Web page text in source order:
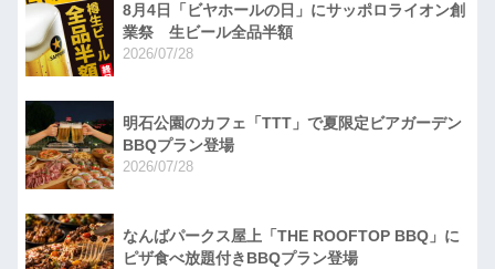
8月4日「ビヤホールの日」にサッポロライオン創
業祭 生ビール全品半額
2026/07/28
明石公園のカフェ「TTT」で夏限定ビアガーデン
BBQプラン登場
2026/07/28
なんばパークス屋上「THE ROOFTOP BBQ」に
ピザ食べ放題付きBBQプラン登場